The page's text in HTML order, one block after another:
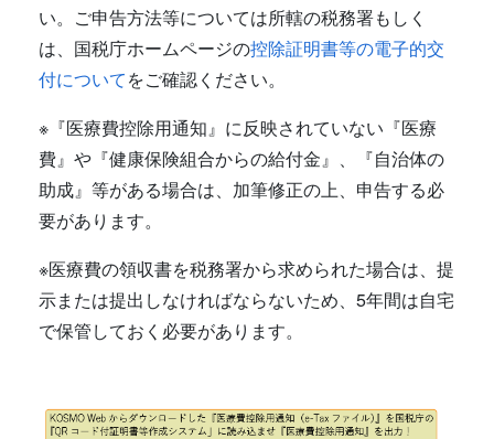
い。ご申告方法等については所轄の税務署もしく
は、国税庁ホームページの控除証明書等の電子的交
付についてをご確認ください。
※『医療費控除用通知』に反映されていない『医療
費』や『健康保険組合からの給付金』、『自治体の
助成』等がある場合は、加筆修正の上、申告する必
要があります。
※医療費の領収書を税務署から求められた場合は、提
示または提出しなければならないため、5年間は自宅
で保管しておく必要があります。